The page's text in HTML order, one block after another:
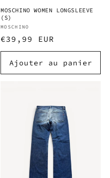
MOSCHINO WOMEN LONGSLEEVE
(S)
Fournisseur :
MOSCHINO
Prix
habituel
€39,99 EUR
Ajouter au panier